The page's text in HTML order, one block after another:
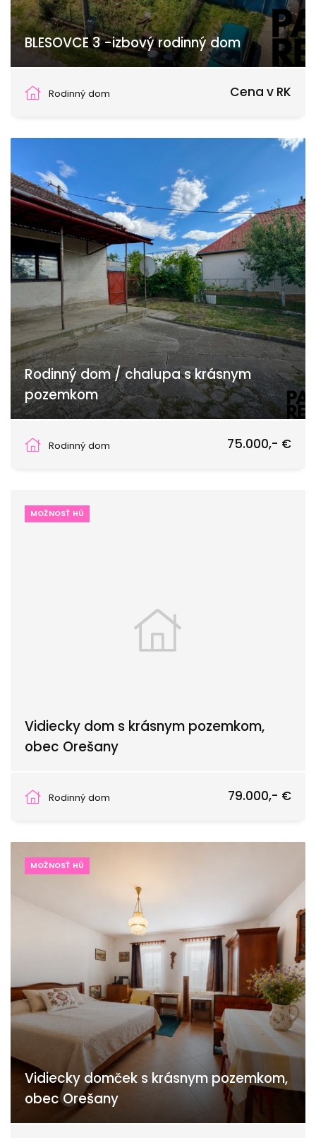
BLESOVCE 3 -izbový rodinný dom
Rodinný dom
Cena v RK
Rodinný dom / chalupa s krásnym
pozemkom
Rodinný dom
75.000,- €
MOŽNOSŤ HÚ
Vidiecky dom s krásnym pozemkom,
obec Orešany
Rodinný dom
79.000,- €
MOŽNOSŤ HÚ
Vidiecky domček s krásnym pozemkom,
obec Orešany